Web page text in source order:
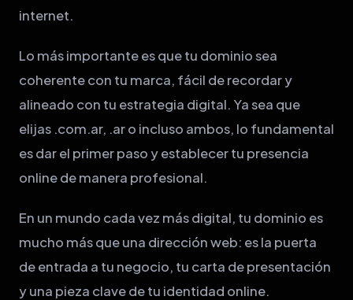
internet.
Lo más importante es que tu dominio sea
coherente con tu marca, fácil de recordar y
alineado con tu estrategia digital. Ya sea que
elijas .com.ar, .ar o incluso ambos, lo fundamental
es dar el primer paso y establecer tu presencia
online de manera profesional.
En un mundo cada vez más digital, tu dominio es
mucho más que una dirección web: es la puerta
de entrada a tu negocio, tu carta de presentación
y una pieza clave de tu identidad online.